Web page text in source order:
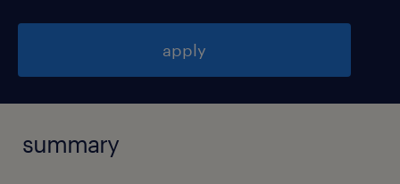
apply
summary